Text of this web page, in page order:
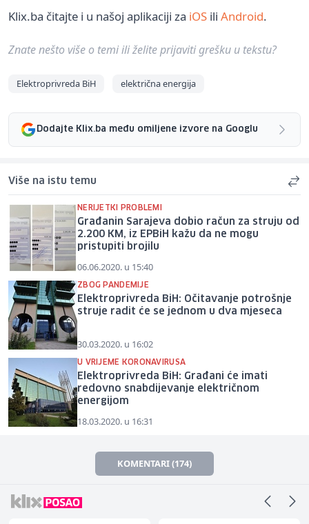
Klix.ba čitajte i u našoj aplikaciji za iOS ili Android.
Znate nešto više o temi ili želite prijaviti grešku u tekstu?
Elektroprivreda BiH električna energija
Dodajte Klix.ba među omiljene izvore na Googlu
Više na istu temu
NERIJETKI PROBLEMI
Građanin Sarajeva dobio račun za struju od
2.200 KM, iz EPBiH kažu da ne mogu
pristupiti brojilu
06.06.2020. u 15:40
ZBOG PANDEMIJE
Elektroprivreda BiH: Očitavanje potrošnje
struje radit će se jednom u dva mjeseca
30.03.2020. u 16:02
U VRIJEME KORONAVIRUSA
Elektroprivreda BiH: Građani će imati
redovno snabdijevanje električnom
energijom
18.03.2020. u 16:31
KOMENTARI (174)